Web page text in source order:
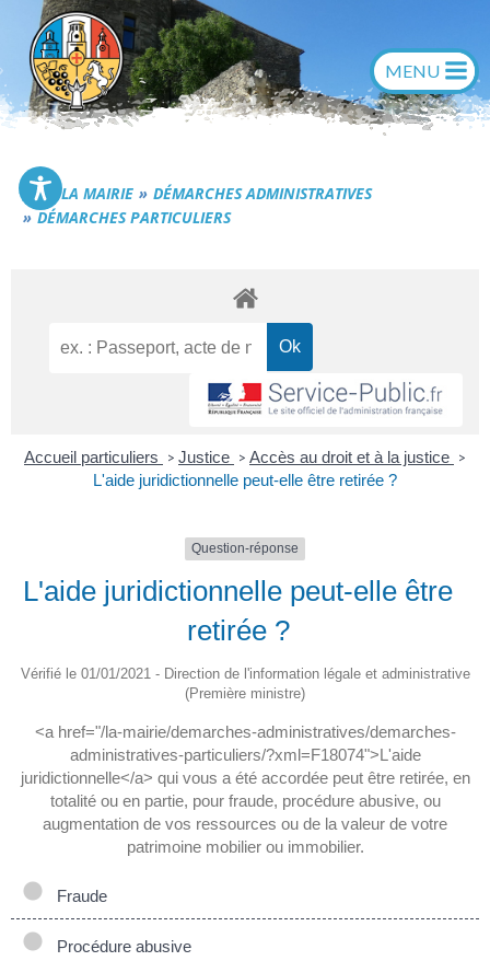
contenu
Commune de Générac
LA MAIRIE
DÉMARCHES ADMINISTRATIVES
DÉMARCHES PARTICULIERS
Accueil particuliers > Justice > Accès au droit et à la justice >
L'aide juridictionnelle peut-elle être retirée ?
Question-réponse
L'aide juridictionnelle peut-elle être
retirée ?
Vérifié le 01/01/2021 - Direction de l'information légale et administrative
(Première ministre)
<a href="/la-mairie/demarches-administratives/demarches-
administratives-particuliers/?xml=F18074">L'aide
juridictionnelle</a> qui vous a été accordée peut être retirée, en
totalité ou en partie, pour fraude, procédure abusive, ou
augmentation de vos ressources ou de la valeur de votre
patrimoine mobilier ou immobilier.
Fraude
Procédure abusive